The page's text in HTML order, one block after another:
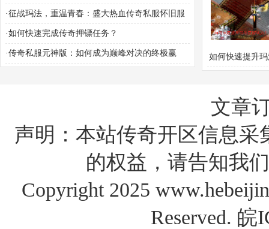
并提升战力？
·征战玛法，重温青春：盛大热血传奇私服怀旧服
攻略问答宝典？
·如何快速完成传奇押镖任务？
·传奇私服元神版：如何成为巅峰对决的终极赢 如何快速提升
文章
声明：本站传奇开区信息
的权益，请告知我
Copyright 2025
Reserved. 皖